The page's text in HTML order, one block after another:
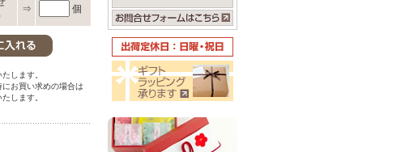
⇒ 個
します。
お買い求めの場合は
します。